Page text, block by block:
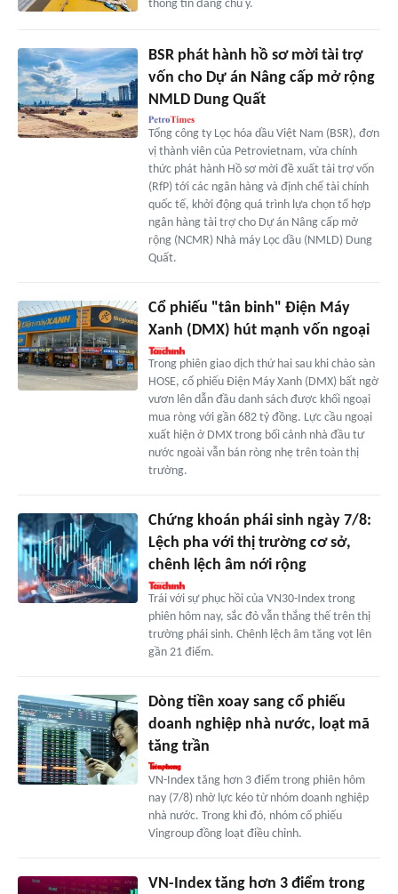
thông tin đáng chú ý.
BSR phát hành hồ sơ mời tài trợ
vốn cho Dự án Nâng cấp mở rộng
NMLD Dung Quất
Tổng công ty Lọc hóa dầu Việt Nam (BSR), đơn
vị thành viên của Petrovietnam, vừa chính
thức phát hành Hồ sơ mời đề xuất tài trợ vốn
(RfP) tới các ngân hàng và định chế tài chính
quốc tế, khởi động quá trình lựa chọn tổ hợp
ngân hàng tài trợ cho Dự án Nâng cấp mở
rộng (NCMR) Nhà máy Lọc dầu (NMLD) Dung
Quất.
Cổ phiếu "tân binh" Điện Máy
Xanh (DMX) hút mạnh vốn ngoại
Trong phiên giao dịch thứ hai sau khi chào sàn
HOSE, cổ phiếu Điện Máy Xanh (DMX) bất ngờ
vươn lên dẫn đầu danh sách được khối ngoại
mua ròng với gần 682 tỷ đồng. Lực cầu ngoại
xuất hiện ở DMX trong bối cảnh nhà đầu tư
nước ngoài vẫn bán ròng nhẹ trên toàn thị
trường.
Chứng khoán phái sinh ngày 7/8:
Lệch pha với thị trường cơ sở,
chênh lệch âm nới rộng
Trái với sự phục hồi của VN30-Index trong
phiên hôm nay, sắc đỏ vẫn thắng thế trên thị
trường phái sinh. Chênh lệch âm tăng vọt lên
gần 21 điểm.
Dòng tiền xoay sang cổ phiếu
doanh nghiệp nhà nước, loạt mã
tăng trần
VN-Index tăng hơn 3 điểm trong phiên hôm
nay (7/8) nhờ lực kéo từ nhóm doanh nghiệp
nhà nước. Trong khi đó, nhóm cổ phiếu
Vingroup đồng loạt điều chỉnh.
VN-Index tăng hơn 3 điểm trong